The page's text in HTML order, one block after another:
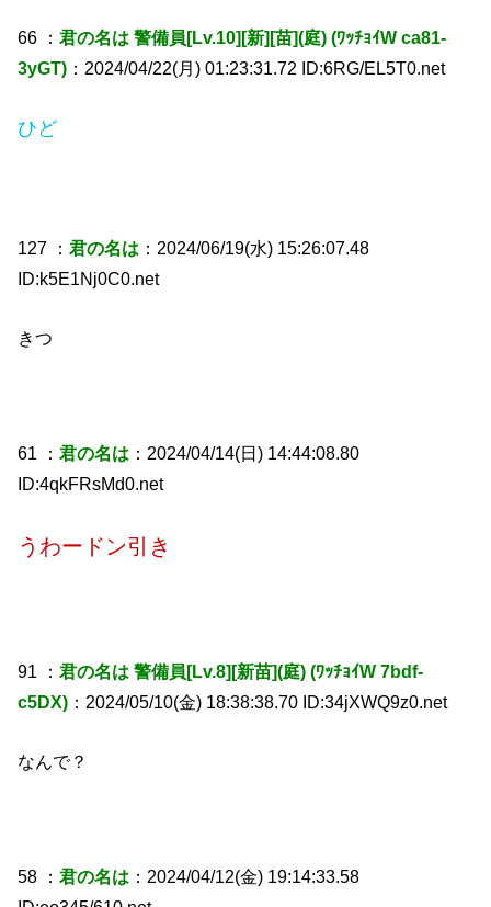
66 ：君の名は 警備員[Lv.10][新][苗](庭) (ﾜｯﾁｮｲW ca81-
3yGT) ：2024/04/22(月) 01:23:31.72 ID:6RG/EL5T0.net
ひど
127 ：君の名は ：2024/06/19(水) 15:26:07.48
ID:k5E1Nj0C0.net
きつ
61 ：君の名は ：2024/04/14(日) 14:44:08.80
ID:4qkFRsMd0.net
うわードン引き
91 ：君の名は 警備員[Lv.8][新苗](庭) (ﾜｯﾁｮｲW 7bdf-
c5DX) ：2024/05/10(金) 18:38:38.70 ID:34jXWQ9z0.net
なんで？
58 ：君の名は ：2024/04/12(金) 19:14:33.58